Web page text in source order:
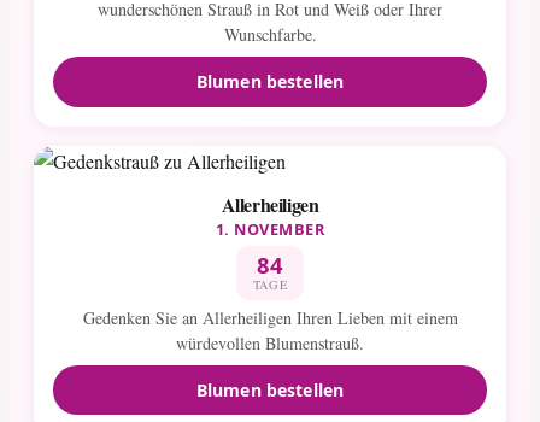
wunderschönen Strauß in Rot und Weiß oder Ihrer
Wunschfarbe.
Blumen bestellen
Allerheiligen
1. NOVEMBER
84
TAGE
Gedenken Sie an Allerheiligen Ihren Lieben mit einem
würdevollen Blumenstrauß.
Blumen bestellen